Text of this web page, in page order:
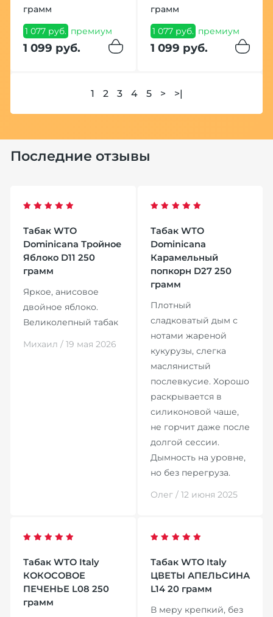
грамм
1 077 руб. премиум
1 099 руб.
грамм
1 077 руб. премиум
1 099 руб.
1 2 3 4 5 > >|
Последние отзывы
Табак WTO
Dominicana Тройное
Яблоко D11 250
грамм
Яркое, анисовое
двойное яблоко.
Великолепный табак
Михаил / 19 мая 2026
Табак WTO
Dominicana
Карамельный
попкорн D27 250
грамм
Плотный
сладковатый дым с
нотами жареной
кукурузы, слегка
маслянистый
послевкусие. Хорошо
раскрывается в
силиконовой чаше,
не горчит даже после
долгой сессии.
Дымность на уровне,
но без перегруза.
Олег / 12 июня 2025
Табак WTO Italy
КОКОСОВОЕ
ПЕЧЕНЬЕ L08 250
грамм
Табак WTO Italy
ЦВЕТЫ АПЕЛЬСИНА
L14 20 грамм
В меру крепкий, без